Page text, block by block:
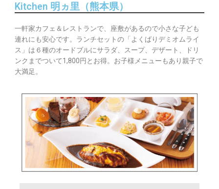
Kitchen 明ヵ里（熊本県）
一軒家カフェ＆レストランで、座敷があるので小さな子ども
連れにも安心です。ランチセットの「よくばりデミオムライ
ス」は６種のオードブルにサラダ、スープ、デザート、ドリ
ンクまでついて1,800円とお得。お子様メニューもあり親子で
大満足。